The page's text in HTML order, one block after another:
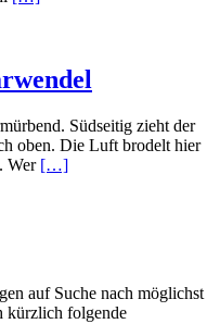
Südseitig zieht der
oben. Die Luft brodelt hier
Wer […]
auf Suche nach möglichst
kürzlich folgende